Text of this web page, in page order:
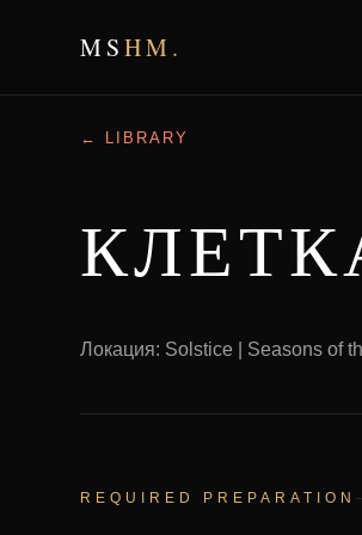
MSHM.
← LIBRARY
Локация: Solstice | Seasons of
REQUIRED PREPARATION